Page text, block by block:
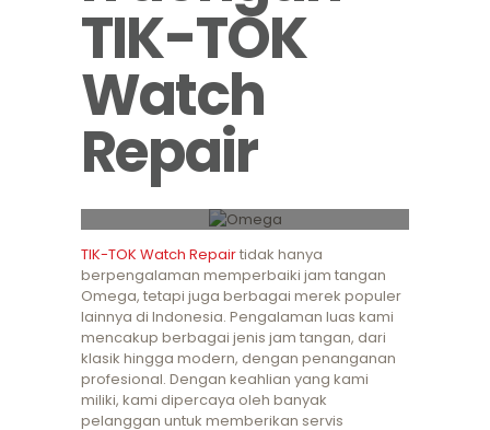
TIK-TOK
Watch
Repair
TIK-TOK Watch Repairtidak hanya
berpengalaman memperbaiki jam tangan
Omega, tetapi juga berbagai merek populer
lainnya di Indonesia. Pengalaman luas kami
mencakup berbagai jenis jam tangan, dari
klasik hingga modern, dengan penanganan
profesional. Dengan keahlian yang kami
miliki, kami dipercaya oleh banyak
pelanggan untuk memberikan servis